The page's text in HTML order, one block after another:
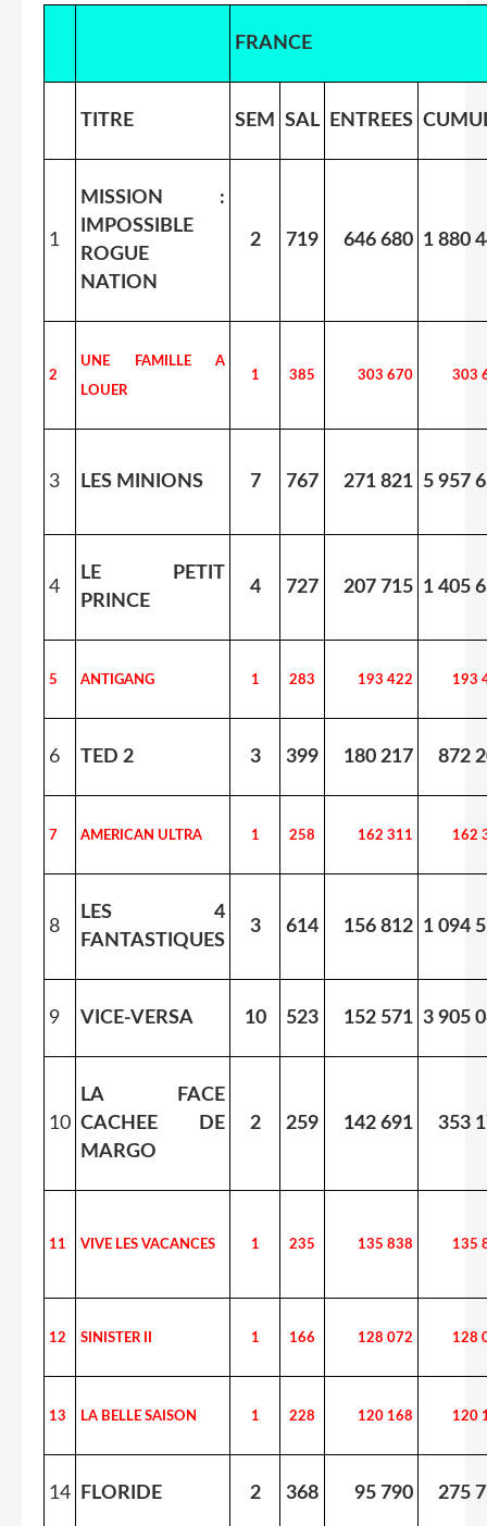
FRANCE
TITRE SEM SAL ENTREES
1
MISSION :
IMPOSSIBLE
ROGUE
NATION
2 719 646 680 1 880
2
UNE FAMILLE A
LOUER
1 385 303 670 303
3 LES MINIONS 7 767 271 821 5 957
4
LE PETIT
PRINCE
4 727 207 715 1 405
5 ANTIGANG 1 283 193 422 193
6 TED 2 3 399 180 217 872
7 AMERICAN ULTRA 1 258 162 311 162
8
LES 4
FANTASTIQUES
3 614 156 812 1 094
9 VICE-VERSA 10 523 152 571 3 905
10
LA FACE
CACHEE DE
MARGO
2 259 142 691 353
11 VIVE LES VACANCES 1 235 135 838 135
12 SINISTER II 1 166 128 072 128
13 LA BELLE SAISON 1 228 120 168 120
14 FLORIDE 2 368 95 790 275